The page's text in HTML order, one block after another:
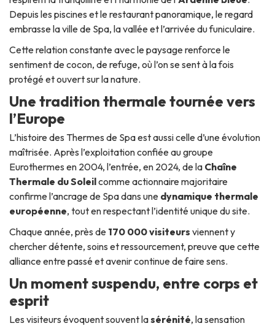
Depuis les piscines et le restaurant panoramique, le regard
embrasse la ville de Spa, la vallée et l’arrivée du funiculaire.
Cette relation constante avec le paysage renforce le
sentiment de cocon, de refuge, où l’on se sent à la fois
protégé et ouvert sur la nature.
Une tradition thermale tournée vers
l’Europe
L’histoire des Thermes de Spa est aussi celle d’une évolution
maîtrisée. Après l’exploitation confiée au groupe
Eurothermes en 2004, l’entrée, en 2024, de la Chaîne
Thermale du Soleilcomme actionnaire majoritaire
confirme l’ancrage de Spa dans une dynamique thermale
européenne, tout en respectant l’identité unique du site.
Chaque année, près de 170 000 visiteurs viennent y
chercher détente, soins et ressourcement, preuve que cette
alliance entre passé et avenir continue de faire sens.
Un moment suspendu, entre corps et
esprit
Les visiteurs évoquent souvent lasérénité, la sensation